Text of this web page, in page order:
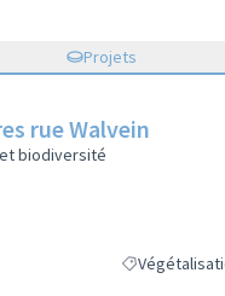
Projets
rue Walvein
biodiversité
Filtrer les